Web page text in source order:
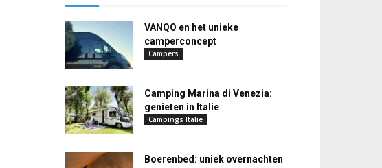
VANQO en het unieke
camperconcept
Campers
Camping Marina di Venezia:
genieten in Italie
Campings Italië
Boerenbed: uniek overnachten